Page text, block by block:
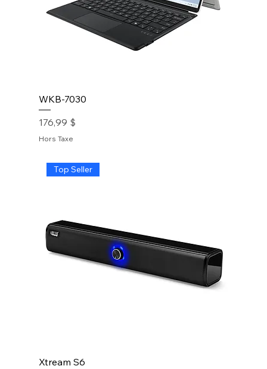
WKB-7030
Prix
176,99 $
Hors Taxe
Top Seller
Xtream S6